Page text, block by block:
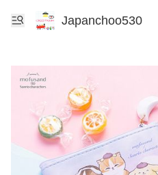
Japanchoo530